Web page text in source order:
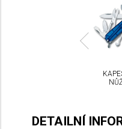
DETAILNÍ